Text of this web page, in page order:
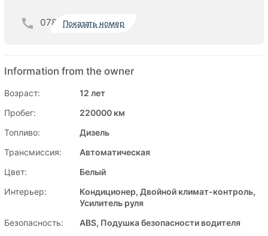
078 Показать номер
Information from the owner
Возраст:
12 лет
Пробег:
220000 км
Топливо:
Дизель
Трансмиссия:
Автоматическая
Цвет:
Белый
Интерьер:
Кондиционер, Двойной климат-контроль,
Усилитель руля
Безопасность:
ABS, Подушка безопасности водителя